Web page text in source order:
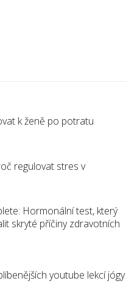
k ženě po potratu
regulovat stres v
Hormonální test, který
skryté příčiny zdravotních
youtube lekcí jógy